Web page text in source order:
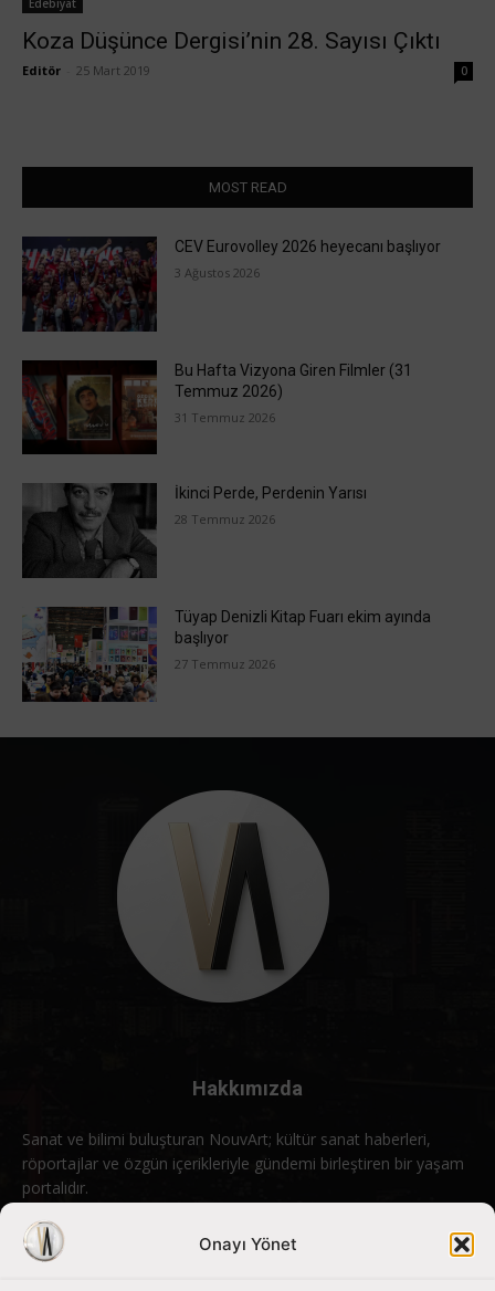
Onayı Yönet
Edebiyat
Koza Düşünce Dergisi’nin 28. Sayısı Çıktı
Editör 25 Mart 2019 0
MOST READ
CEV Eurovolley 2026 heyecanı başlıyor
3 Ağustos 2026
Bu Hafta Vizyona Giren Filmler (31
Temmuz 2026)
31 Temmuz 2026
İkinci Perde, Perdenin Yarısı
28 Temmuz 2026
Tüyap Denizli Kitap Fuarı ekim ayında
başlıyor
27 Temmuz 2026
Hakkımızda
Sanat ve bilimi buluşturan NouvArt; kültür sanat haberleri,
röportajlar ve özgün içerikleriyle gündemi birleştiren bir yaşam
portalıdır.
Bizimle iletişime geçin: info@nouvart.net